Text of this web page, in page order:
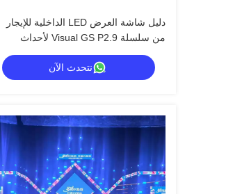
دليل شاشة العرض LED الداخلية للإيجار
من سلسلة Visual GS P2.9 لأحداث
المسرح المدمجة، 7680 هرتز بدون شاشة
سوداء CE
نتحدث الآن